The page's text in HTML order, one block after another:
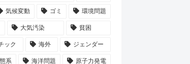
気候変動 ゴミ 環境問題
大気汚染 貧困
ック 海外 ジェンダー
系 海洋問題 原子力発電